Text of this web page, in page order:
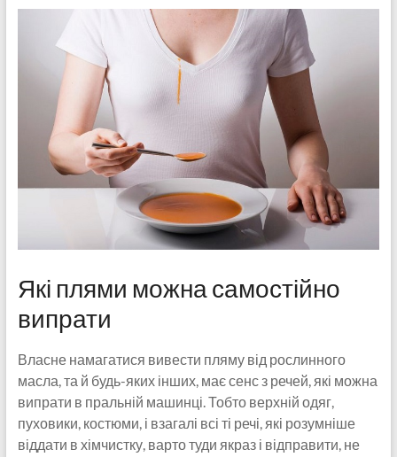
Які плями можна самостійно
випрати
Власне намагатися вивести пляму від рослинного
масла, та й будь-яких інших, має сенс з речей, які можна
випрати в пральній машинці. Тобто верхній одяг,
пуховики, костюми, і взагалі всі ті речі, які розумніше
віддати в хімчистку, варто туди якраз і відправити, не